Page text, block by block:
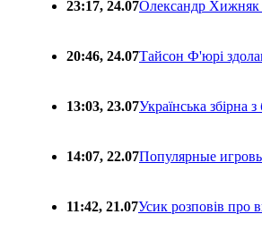
23:17, 24.07Олександр Хижняк
20:46, 24.07Тайсон Ф'юрі
13:03, 23.07Українська збірна
14:07, 22.07Популярные
11:42, 21.07Усик розповів про